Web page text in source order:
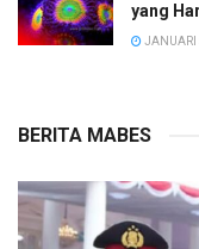
yang
JANUARI
BERITA MABES